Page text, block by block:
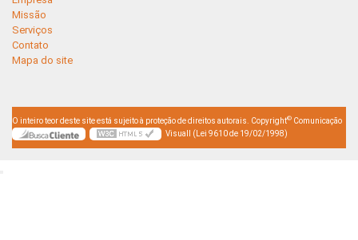
Missão
Serviços
Contato
Mapa do site
O inteiro teor deste site está sujeito à proteção de direitos autorais. Copyright© Comunicação
Visuall (Lei 9610 de 19/02/1998)